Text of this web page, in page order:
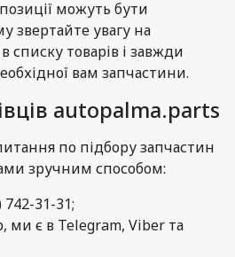
можуть бути
звертайте увагу на
списку товарів і завжди
вам запчастини.
autopalma.parts
по підбору запчастин
зручним способом:
31-31;
ми є в Telegram, Viber та